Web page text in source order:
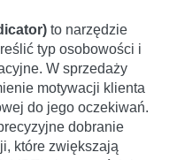
to narzędzie
typ osobowości i
W sprzedaży
motywacji klienta
do jego oczekiwań.
dobranie
które zwiększają